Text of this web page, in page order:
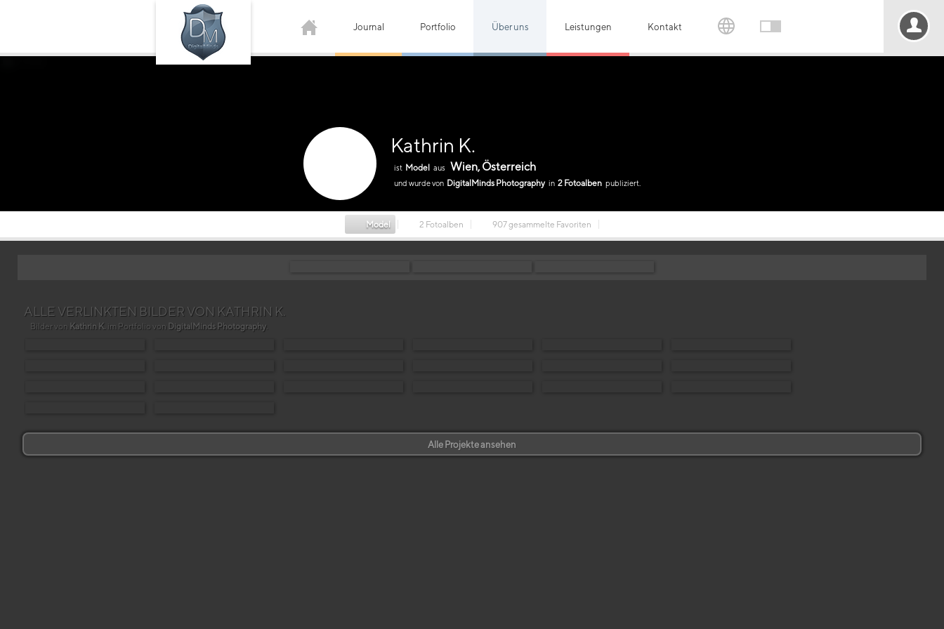
Journal Portfolio Über uns Leistungen Kontakt
Kathrin K.
ist Model aus Wien, Österreich
und wurde von DigitalMinds Photography in 2 Fotoalben publiziert.
Model 2 Fotoalben 907 gesammelte Favoriten
ALLE VERLINKTEN BILDER VON KATHRIN K.
Bilder von Kathrin K. im Portfolio von DigitalMinds Photography.
Alle Projekte ansehen